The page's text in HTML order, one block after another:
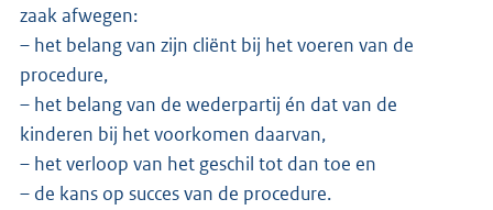
zaak afwegen:
– het belang van zijn cliënt bij het voeren van de
procedure,
– het belang van de wederpartij én dat van de
kinderen bij het voorkomen daarvan,
– het verloop van het geschil tot dan toe en
– de kans op succes van de procedure.